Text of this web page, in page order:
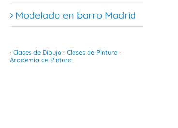
Modelado en barro Madrid
· Clases de Dibujo · Clases de Pintura ·
Academia de Pintura